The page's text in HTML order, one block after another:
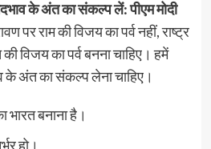
के अंत का संकल्प लें: पीएम मोदी
पर राम की विजय का पर्व नहीं, राष्ट्र
की विजय का पर्व बनना चाहिए। हमें
के अंत का संकल्प लेना चाहिए।
भारत बनाना है।
हो।